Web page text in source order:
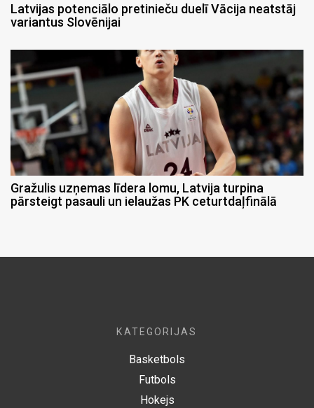
Latvijas potenciālo pretinieču duelī Vācija neatstāj
variantus Slovēnijai
Gražulis uzņemas līdera lomu, Latvija turpina
pārsteigt pasauli un ielaužas PK ceturtdaļfinālā
KATEGORIJAS
Basketbols
Futbols
Hokejs